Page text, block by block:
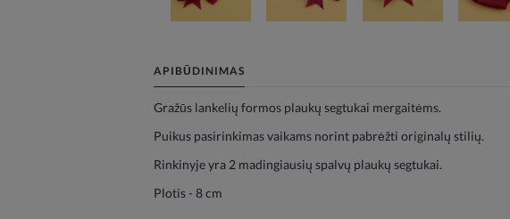
APIBŪDINIMAS
Gražūs lankelių formos plaukų segtukai mergaitėms.
Puikus pasirinkimas vaikams norint pabrėžti originalų stilių.
Rinkinyje yra 2 madingiausių spalvų plaukų segtukai.
Plotis - 8 cm